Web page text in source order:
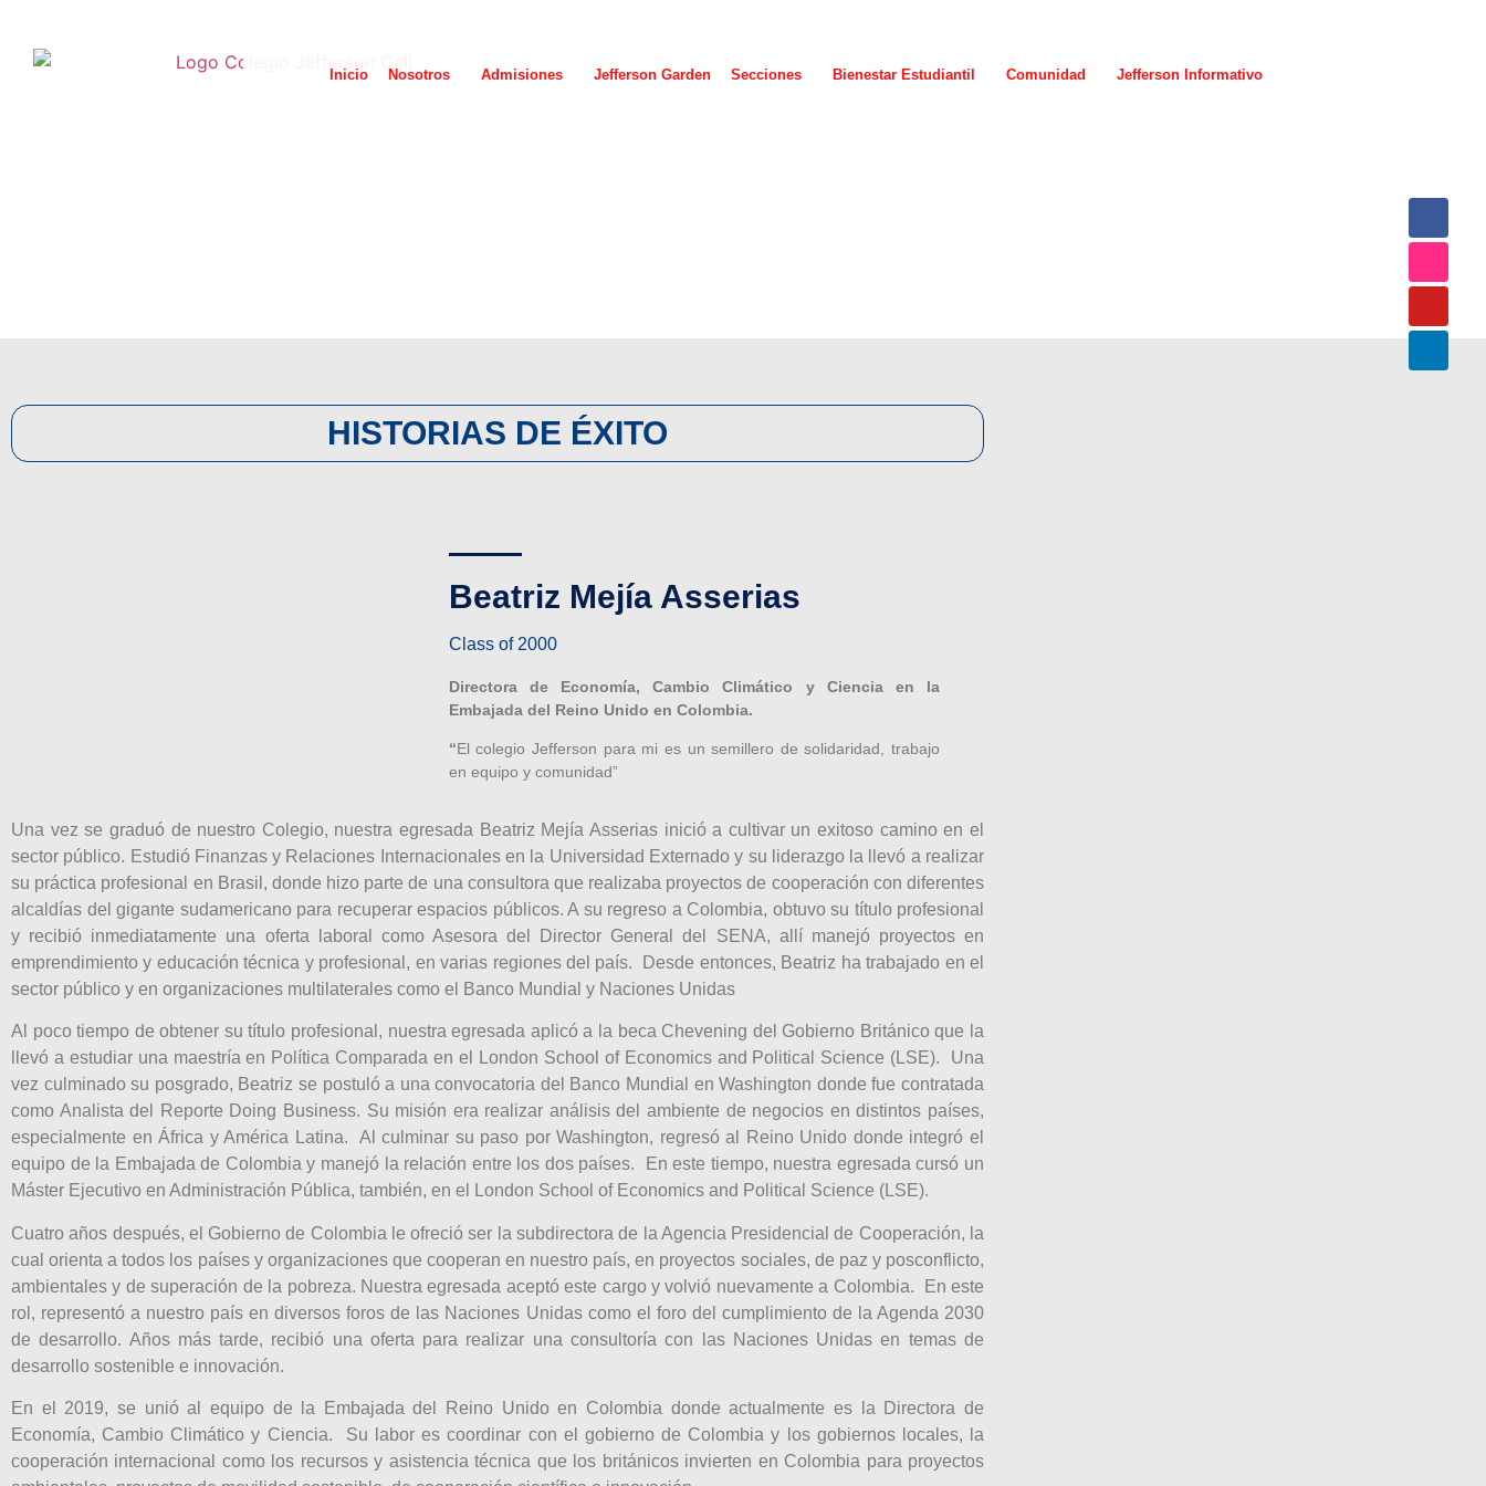
Inicio Nosotros Admisiones Jefferson Garden Secciones Bienestar Estudiantil Comunidad Jefferson Informativo
HISTORIAS DE ÉXITO
Beatriz Mejía Asserias
Class of 2000
Directora de Economía, Cambio Climático y Ciencia en la
Embajada del Reino Unido en Colombia.
“El colegio Jefferson para mi es un semillero de solidaridad, trabajo
en equipo y comunidad”
Una vez se graduó de nuestro Colegio, nuestra egresada Beatriz Mejía Asserias inició a cultivar un exitoso camino en el
sector público. Estudió Finanzas y Relaciones Internacionales en la Universidad Externado y su liderazgo la llevó a realizar
su práctica profesional en Brasil, donde hizo parte de una consultora que realizaba proyectos de cooperación con diferentes
alcaldías del gigante sudamericano para recuperar espacios públicos. A su regreso a Colombia, obtuvo su título profesional
y recibió inmediatamente una oferta laboral como Asesora del Director General del SENA, allí manejó proyectos en
emprendimiento y educación técnica y profesional, en varias regiones del país. Desde entonces, Beatriz ha trabajado en el
sector público y en organizaciones multilaterales como el Banco Mundial y Naciones Unidas
Al poco tiempo de obtener su título profesional, nuestra egresada aplicó a la beca Chevening del Gobierno Británico que la
llevó a estudiar una maestría en Política Comparada en el London School of Economics and Political Science (LSE). Una
vez culminado su posgrado, Beatriz se postuló a una convocatoria del Banco Mundial en Washington donde fue contratada
como Analista del Reporte Doing Business. Su misión era realizar análisis del ambiente de negocios en distintos países,
especialmente en África y América Latina. Al culminar su paso por Washington, regresó al Reino Unido donde integró el
equipo de la Embajada de Colombia y manejó la relación entre los dos países. En este tiempo, nuestra egresada cursó un
Máster Ejecutivo en Administración Pública, también, en el London School of Economics and Political Science (LSE).
Cuatro años después, el Gobierno de Colombia le ofreció ser la subdirectora de la Agencia Presidencial de Cooperación, la
cual orienta a todos los países y organizaciones que cooperan en nuestro país, en proyectos sociales, de paz y posconflicto,
ambientales y de superación de la pobreza. Nuestra egresada aceptó este cargo y volvió nuevamente a Colombia. En este
rol, representó a nuestro país en diversos foros de las Naciones Unidas como el foro del cumplimiento de la Agenda 2030
de desarrollo. Años más tarde, recibió una oferta para realizar una consultoría con las Naciones Unidas en temas de
desarrollo sostenible e innovación.
En el 2019, se unió al equipo de la Embajada del Reino Unido en Colombia donde actualmente es la Directora de
Economía, Cambio Climático y Ciencia. Su labor es coordinar con el gobierno de Colombia y los gobiernos locales, la
cooperación internacional como los recursos y asistencia técnica que los británicos invierten en Colombia para proyectos